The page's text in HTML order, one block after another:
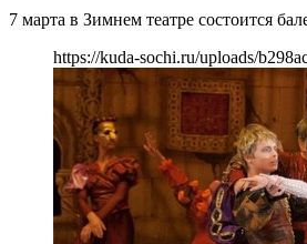
7 марта в Зимнем театре состоится
https://kuda-sochi.ru/uploads/